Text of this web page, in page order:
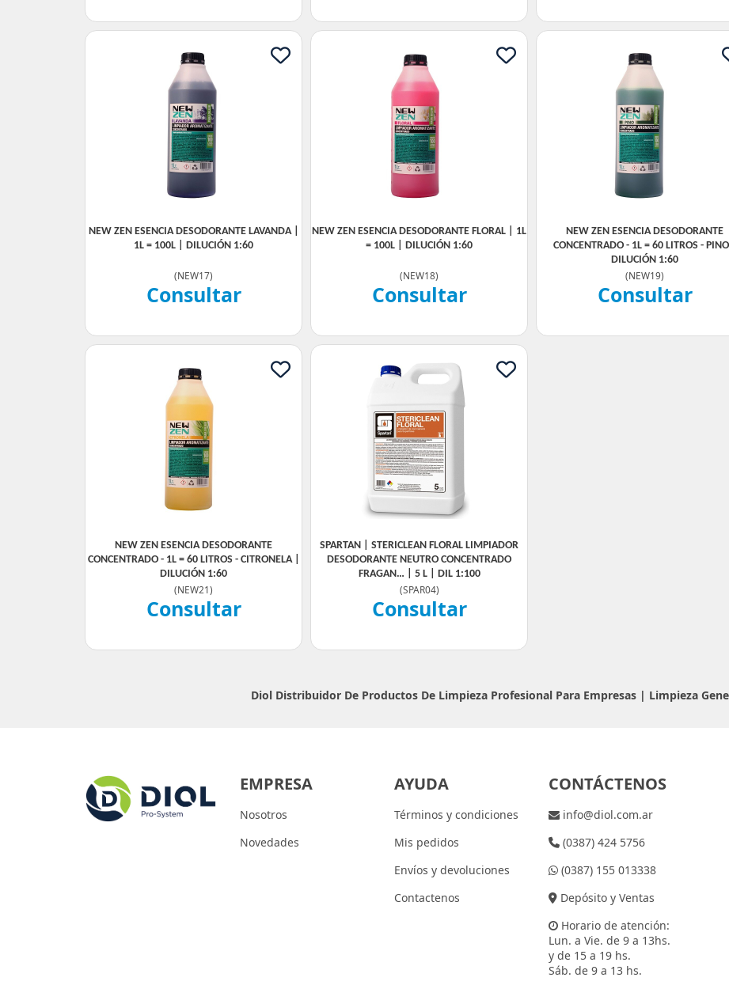
NEW ZEN ESENCIA DESODORANTE LAVANDA |
1L = 100L | DILUCIÓN 1:60
(NEW17)
Consultar
NEW ZEN ESENCIA DESODORANTE FLORAL | 1L
= 100L | DILUCIÓN 1:60
(NEW18)
Consultar
NEW ZEN ESENCIA DESODORANTE
CONCENTRADO - 1L = 60 LITROS - PINO
DILUCIÓN 1:60
(NEW19)
Consultar
NEW ZEN ESENCIA DESODORANTE
CONCENTRADO - 1L = 60 LITROS - CITRONELA |
DILUCIÓN 1:60
(NEW21)
Consultar
SPARTAN | STERICLEAN FLORAL LIMPIADOR
DESODORANTE NEUTRO CONCENTRADO
FRAGAN… | 5 L | DIL 1:100
(SPAR04)
Consultar
Diol Distribuidor De Productos De Limpieza Profesional Para Empresas | Limpieza
EMPRESA
Nosotros
Novedades
AYUDA
Términos y condiciones
Mis pedidos
Envíos y devoluciones
Contactenos
CONTÁCTENOS
info@diol.com.ar
(0387) 424 5756
(0387) 155 013338
Depósito y Ventas
Horario de atención:
Lun. a Vie. de 9 a 13hs.
y de 15 a 19 hs.
Sáb. de 9 a 13 hs.